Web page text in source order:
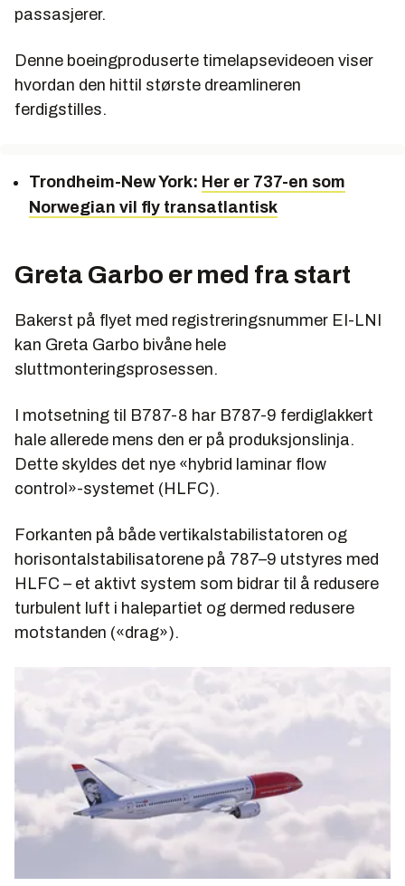
passasjerer.
Denne boeingproduserte timelapsevideoen viser
hvordan den hittil største dreamlineren
ferdigstilles.
Trondheim-New York: Her er 737-en som
Norwegian vil fly transatlantisk
Greta Garbo er med fra start
Bakerst på flyet med registreringsnummer EI-LNI
kan Greta Garbo bivåne hele
sluttmonteringsprosessen.
I motsetning til B787-8 har B787-9 ferdiglakkert
hale allerede mens den er på produksjonslinja.
Dette skyldes det nye «hybrid laminar flow
control»-systemet (HLFC).
Forkanten på både vertikalstabilistatoren og
horisontalstabilisatorene på 787–9 utstyres med
HLFC – et aktivt system som bidrar til å redusere
turbulent luft i halepartiet og dermed redusere
motstanden («drag»).